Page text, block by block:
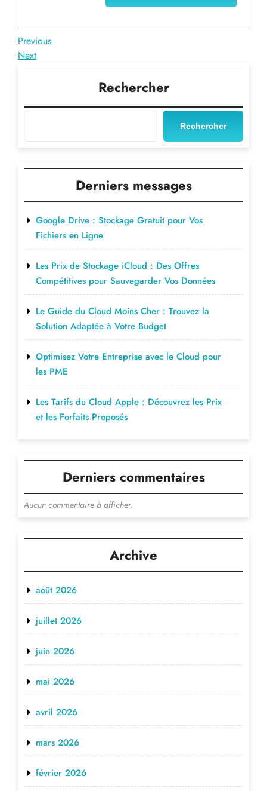
Navigation
de
Previous
Post
Previous
Next
Post
Next
Rechercher
Rechercher
Derniers messages
Google Drive : Stockage Gratuit pour Vos
Fichiers en Ligne
Les Prix de Stockage iCloud : Des Offres
Compétitives pour Sauvegarder Vos Données
Le Guide du Cloud Moins Cher : Trouvez la
Solution Adaptée à Votre Budget
Optimisez Votre Entreprise avec le Cloud pour
les PME
Les Tarifs du Cloud Apple : Découvrez les Prix
et les Forfaits Proposés
Derniers commentaires
Aucun commentaire à afficher.
Archive
août 2026
juillet 2026
juin 2026
mai 2026
avril 2026
mars 2026
février 2026